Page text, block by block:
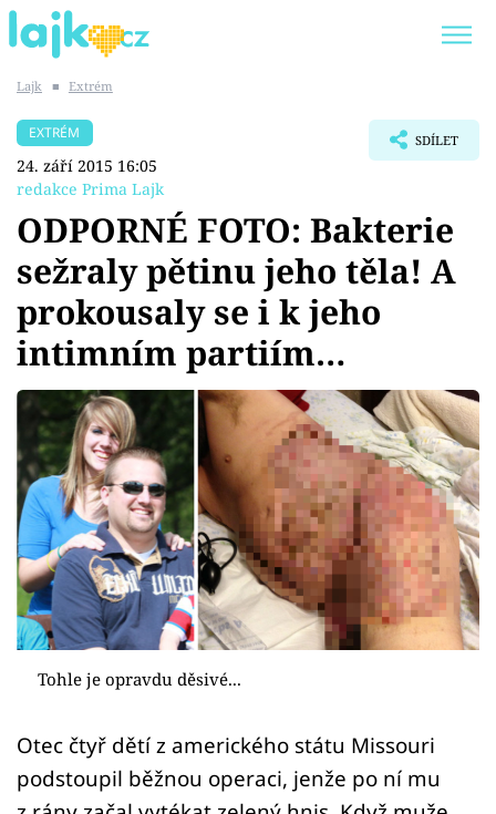
SHOPAHOLICADEL
Témata
Showbyznys
Youtubeři
Virály
Sex a vztahy
Videa
Sledujte prima+
Přihlášení
Sledujte nás
Lajk ■ Extrém
EXTRÉM
24. září 2015 16:05
redakce Prima Lajk
SDÍLET
ODPORNÉ FOTO: Bakterie
sežraly pětinu jeho těla! A
prokousaly se i k jeho
intimním partiím…
Tohle je opravdu děsivé...
Otec čtyř dětí z amerického státu Missouri
podstoupil běžnou operaci, jenže po ní mu